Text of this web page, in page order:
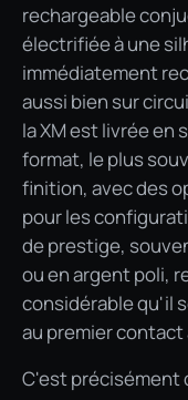
rechargeable
électrifiée à une
immédiatement
aussi bien sur
la XM est livrée en
format, le plus
finition, avec des
pour les
de prestige,
ou en argent poli,
considérable qu'il
au premier
C'est précisément